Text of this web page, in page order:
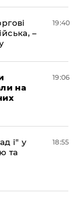
–
19:40
на
19:06
і" у
та
18:55